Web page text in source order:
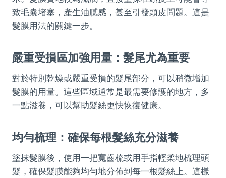
致毛囊堵塞，產生油膩感，甚至引發頭皮問題。這是
髮膜用法的關鍵一步。
嚴重受損區加強用量：髮尾尤為重要
對於特別乾燥或嚴重受損的髮尾部分，可以稍微增加
髮膜的用量。這些區域通常是最需要修護的地方，多
一點滋養，可以幫助髮絲更快恢復健康。
均勻梳理：確保每根髮絲充分滋養
塗抹髮膜後，使用一把寬齒梳或用手指輕柔地梳理頭
髮，確保髮膜能夠均勻地分佈到每一根髮絲上。這樣